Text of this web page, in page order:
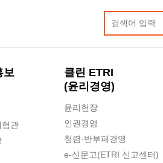
보
험관
클린 ETRI
(윤리경영)
윤리헌장
인권경영
청렴·반부패경영
e-신문고(ETRI 신고센터)